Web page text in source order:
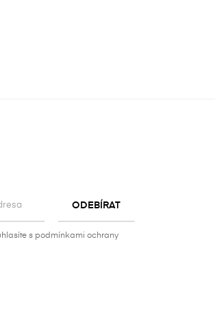
s podmínkami ochrany